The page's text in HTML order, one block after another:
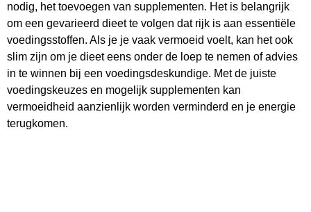
nodig, het toevoegen van supplementen. Het is belangrijk
om een gevarieerd dieet te volgen dat rijk is aan essentiële
voedingsstoffen. Als je je vaak vermoeid voelt, kan het ook
slim zijn om je dieet eens onder de loep te nemen of advies
in te winnen bij een voedingsdeskundige. Met de juiste
voedingskeuzes en mogelijk supplementen kan
vermoeidheid aanzienlijk worden verminderd en je energie
terugkomen.